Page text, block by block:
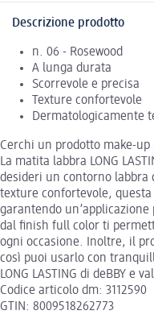
Descrizione prodotto
n. 06 - Rosewood
A lunga durata
Scorrevole e precisa
Texture confortevole
Dermatologicamente
Cerchi un prodotto make-
La matita labbra LONG
desideri un contorno labbra
texture confortevole,
garantendo
dal finish full color ti
ogni occasione. Inoltre, il
così puoi usarlo con
LONG LASTING di deBBY e
Codice articolo dm: 3112590
GTIN: 8009518262773